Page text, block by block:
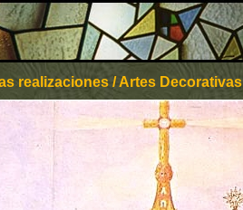
realizaciones / Artes Decorativas